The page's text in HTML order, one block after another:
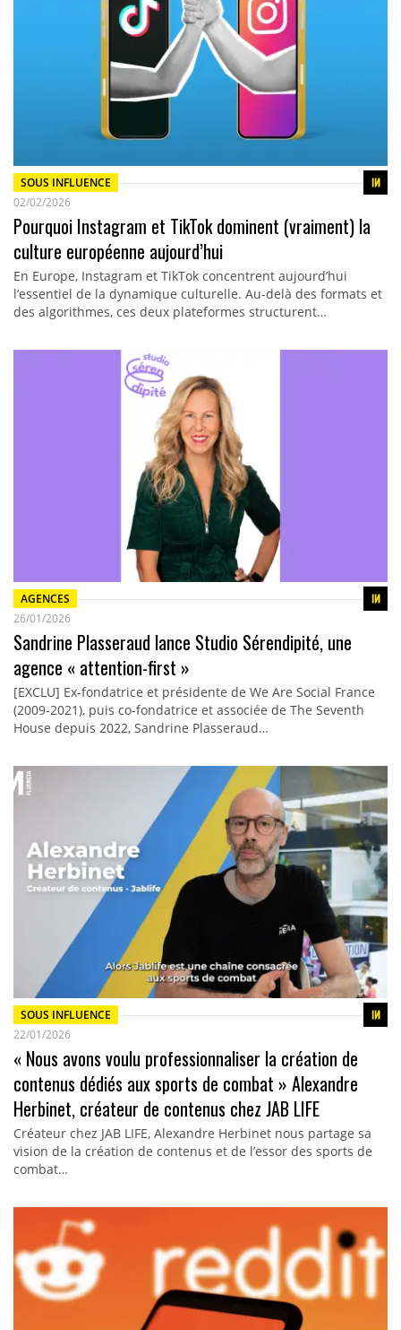
SOUS INFLUENCE
02/02/2026
Pourquoi Instagram et TikTok dominent (vraiment) la
culture européenne aujourd’hui
En Europe, Instagram et TikTok concentrent aujourd’hui
l’essentiel de la dynamique culturelle. Au-delà des formats et
des algorithmes, ces deux plateformes structurent…
AGENCES
26/01/2026
Sandrine Plasseraud lance Studio Sérendipité, une
agence « attention-first »
[EXCLU] Ex-fondatrice et présidente de We Are Social France
(2009-2021), puis co-fondatrice et associée de The Seventh
House depuis 2022, Sandrine Plasseraud…
SOUS INFLUENCE
22/01/2026
« Nous avons voulu professionnaliser la création de
contenus dédiés aux sports de combat » Alexandre
Herbinet, créateur de contenus chez JAB LIFE
Créateur chez JAB LIFE, Alexandre Herbinet nous partage sa
vision de la création de contenus et de l’essor des sports de
combat…